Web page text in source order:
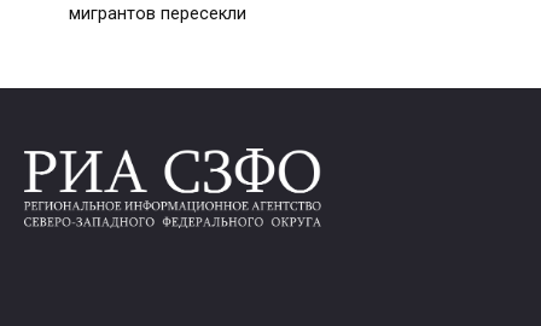
мигрантов пересекли